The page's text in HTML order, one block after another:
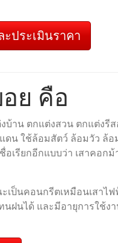
ประเมินราคา
ย คือ
บ้าน ตกแต่งสวน ตกแต่งรี
ดน ใช้ล้อมสัตว์ ล้อมวัว ล้อ
เรียกอีกแบบว่า เสาคอกม้
ป็นคอนกรีตเหมือนเสาไฟ
ฝนได้ และมีอายุการใช้ง